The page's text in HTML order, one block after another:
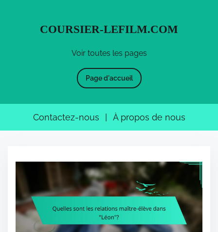
Voir toutes les pages
COURSIER-LEFILM.COM
Page d'accueil
Contactez-nous | À propos de nous